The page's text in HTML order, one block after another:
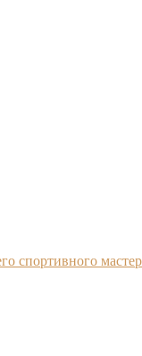
спортивного